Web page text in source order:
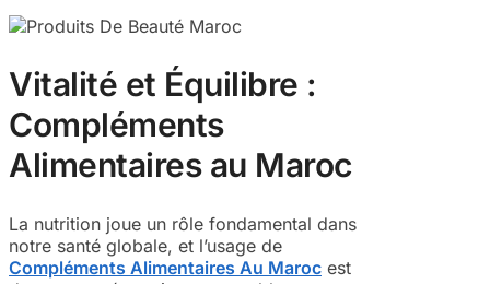
Vitalité et Équilibre :
Compléments
Alimentaires au Maroc
La nutrition joue un rôle fondamental dans
notre santé globale, et l’usage de
Compléments Alimentaires Au Maroc est